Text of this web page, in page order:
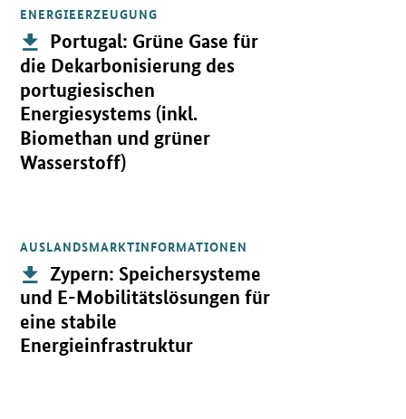
ENERGIEERZEUGUNG
Publikation:
Portugal: Grüne Gase für
die Dekarbonisierung des
portugiesischen
Energiesystems (inkl.
Biomethan und grüner
Wasserstoff)
Öffnet PDF "Portugal: Grüne Gase für die Dekarbonisierung des
AUSLANDSMARKTINFORMATIONEN
Publikation:
Zypern: Speichersysteme
und E-Mobilitätslösungen für
eine stabile
Energieinfrastruktur
Öffnet PDF "Zypern: Speichersysteme und E-